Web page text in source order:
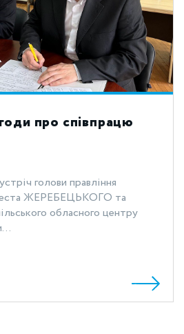
про співпрацю
голови правління
ЖЕРЕБЕЦЬКОГО та
обласного центру